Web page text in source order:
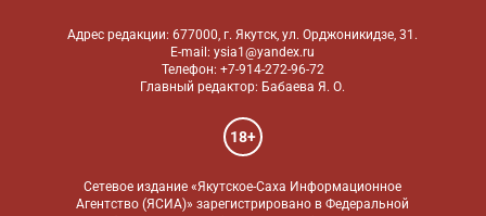
Адрес редакции: 677000, г. Якутск, ул. Орджоникидзе, 31.
E-mail: ysia1@yandex.ru
Телефон: +7-914-272-96-72
Главный редактор: Бабаева Я. О.
18+
Сетевое издание «Якутское-Саха Информационное
Агентство (ЯСИА)» зарегистрировано в Федеральной